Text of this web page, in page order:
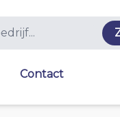
Contact